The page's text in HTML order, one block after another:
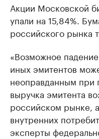
Акции Московской
упали на 15,84%.
российского рынка
«Возможное
иных эмитентов
неоправданным при
выручка эмитента
российском рынке,
внутренних
эксперты